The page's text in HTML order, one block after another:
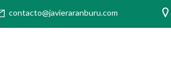
contacto@javieraranburu.com